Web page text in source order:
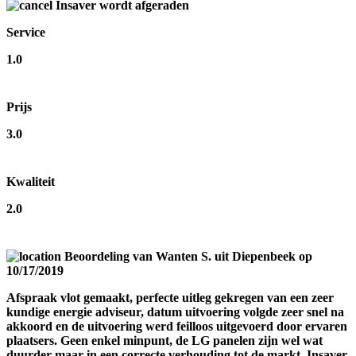
Insaver wordt afgeraden
Service
1.0
Prijs
3.0
Kwaliteit
2.0
Beoordeling van Wanten S. uit Diepenbeek op
10/17/2019
Afspraak vlot gemaakt, perfecte uitleg gekregen van een zeer
kundige energie adviseur, datum uitvoering volgde zeer snel na
akkoord en de uitvoering werd feilloos uitgevoerd door ervaren
plaatsers. Geen enkel minpunt, de LG panelen zijn wel wat